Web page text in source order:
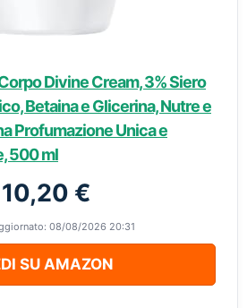
Divine Cream, 3% Siero
Betaina e Glicerina, Nutre e
Profumazione Unica e
500 ml
10,20 €
08/08/2026 20:31
SU AMAZON